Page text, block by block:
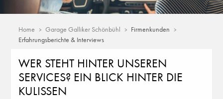
Home Garage Galliker Schönbühl
Firmenkunden
Erfahrungsberichte & Interviews
WER STEHT HINTER UNSEREN
SERVICES? EIN BLICK HINTER DIE
KULISSEN